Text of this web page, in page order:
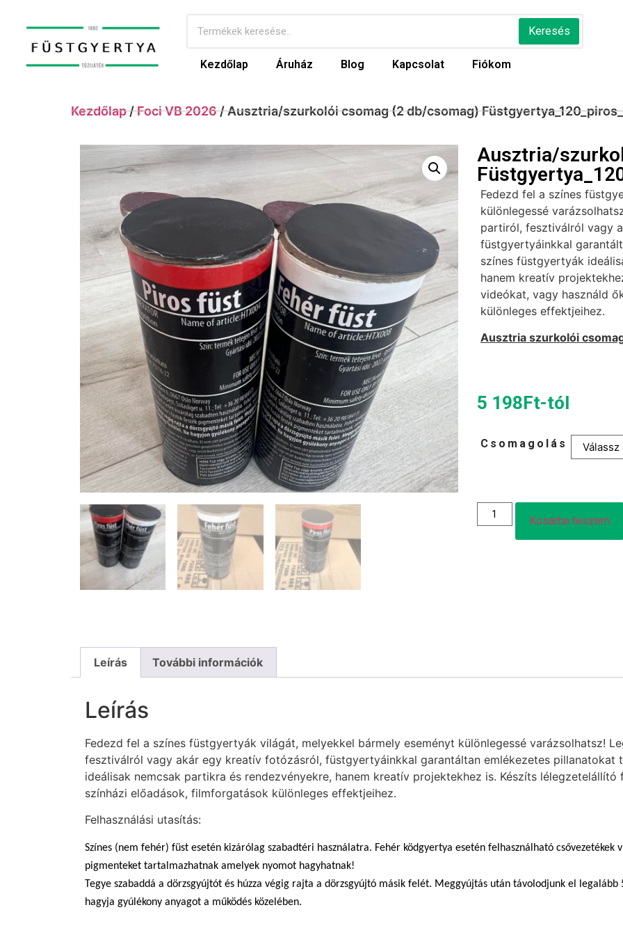
Keresés
Kezdőlap Áruház Blog Kapcsolat Fiókom
Kezdőlap/Foci VB 2026/ Ausztria/szurkolói csomag (2 db/csomag)
Ausztria/
Fedezd fel a színes
különlegessé
partiról, fesztiválról vagy
füstgyertyáinkkal
színes füstgyertyák
hanem kreatív
videókat, vagy használd
különleges effektjeihez.
Ausztria szurkolói
5 198Ft-tól
Csomagolás
Kosárba teszem
Leírás További információk
Leírás
Fedezd fel a színes füstgyertyák világát, melyekkel bármely eseményt különlegessé varázsolhatsz!
fesztiválról vagy akár egy kreatív fotózásról, füstgyertyáinkkal garantáltan emlékezetes pillanatokat
ideálisak nemcsak partikra és rendezvényekre, hanem kreatív projektekhez is. Készíts
színházi előadások, filmforgatások különleges effektjeihez.
Felhasználási utasítás:
Színes (nem fehér) füst esetén kizárólag szabadtéri használatra. Fehér ködgyertya esetén felhasználható csővezetékek
pigmenteket tartalmazhatnak amelyek nyomot hagyhatnak!
Tegye szabaddá a dörzsgyújtót és húzza végig rajta a dörzsgyújtó másik felét. Meggyújtás után távolodjunk el
hagyja gyúlékony anyagot a működés közelében.